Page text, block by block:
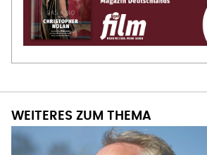
WEITERES ZUM THEMA